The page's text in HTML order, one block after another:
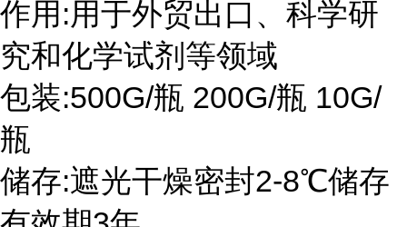
作用:用于外贸出口、科学研
究和化学试剂等领域
包装:500G/瓶 200G/瓶 10G/
瓶
储存:遮光干燥密封2-8℃储存